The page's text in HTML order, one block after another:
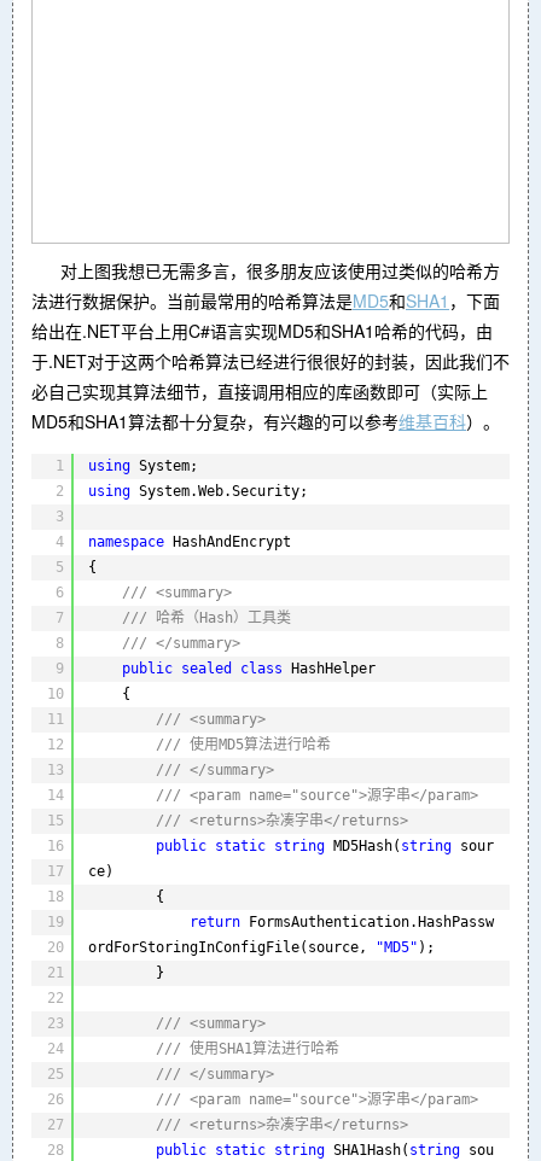
对上图我想已无需多言，很多朋友应该使用过类似的哈希方
法进行数据保护。当前最常用的哈希算法是MD5和SHA1 ，下面
给出在.NET平台上用C#语言实现MD5和SHA1哈希的代码，由
于.NET对于这两个哈希算法已经进行很很好的封装，因此我们不
必自己实现其算法细节，直接调用相应的库函数即可（实际上
MD5和SHA1算法都十分复杂，有兴趣的可以参考维基百科）。
1
2
3
4
5
6
7
8
9
10
11
12
13
14
15
16
17
18
19
20
21
22
23
24
25
26
27
28
using System;
using System.Web.Security;
namespace
HashAndEncrypt
{
/// <summary>
/// 哈希（Hash）工具类
/// </summary>
public sealed class
HashHelper
{
/// <summary>
/// 使用MD5算法进行哈希
/// </summary>
/// <param name="source">源字串</param>
/// <returns>杂凑字串</returns>
public static string MD5Hash( string sour
ce)
{
return
FormsAuthentication.HashPassw
ordForStoringInConfigFile(source,
"MD5" );
}
/// <summary>
/// 使用SHA1算法进行哈希
/// </summary>
/// <param name="source">源字串</param>
/// <returns>杂凑字串</returns>
public static string SHA1Hash( string sou